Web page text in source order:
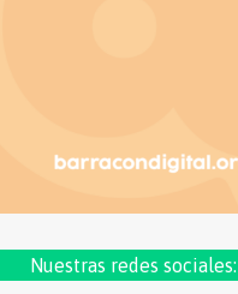
Nuestras redes sociales: